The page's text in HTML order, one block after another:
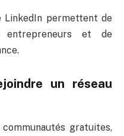
LinkedIn permettent de
entrepreneurs et de
un réseau
gratuites,